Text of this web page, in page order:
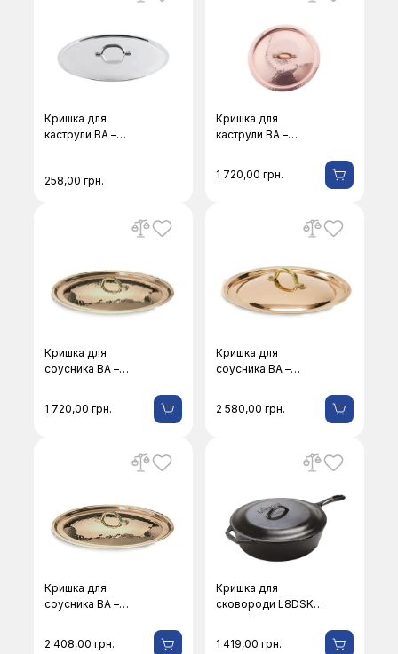
Кришка для
каструли BA –
258,00грн.
Кришка для
каструли BA –
1 720,00грн.
Кришка для
соусника BA –
1 720,00грн.
Кришка для
соусника BA –
2 580,00грн.
Кришка для
соусника BA –
2 408,00грн.
Кришка для
сковороди L8DSK3
1 419,00грн.